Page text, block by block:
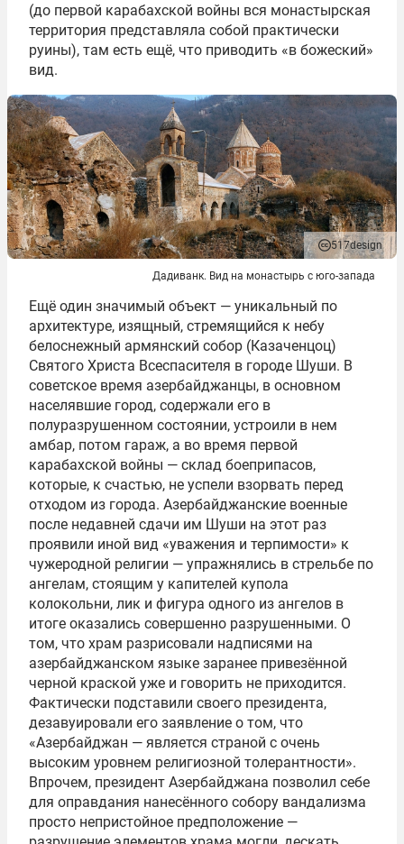
(до первой карабахской войны вся монастырская
территория представляла собой практически
руины), там есть ещё, что приводить «в божеский»
вид.
517design
Дадиванк. Вид на монастырь с юго-запада
Ещё один значимый объект — уникальный по
архитектуре, изящный, стремящийся к небу
белоснежный армянский собор (Казаченцоц)
Святого Христа Всеспасителя в городе Шуши. В
советское время азербайджанцы, в основном
населявшие город, содержали его в
полуразрушенном состоянии, устроили в нем
амбар, потом гараж, а во время первой
карабахской войны — склад боеприпасов,
которые, к счастью, не успели взорвать перед
отходом из города. Азербайджанские военные
после недавней сдачи им Шуши на этот раз
проявили иной вид «уважения и терпимости» к
чужеродной религии — упражнялись в стрельбе по
ангелам, стоящим у капителей купола
колокольни, лик и фигура одного из ангелов в
итоге оказались совершенно разрушенными. О
том, что храм разрисовали надписями на
азербайджанском языке заранее привезённой
черной краской уже и говорить не приходится.
Фактически подставили своего президента,
дезавуировали его заявление о том, что
«Азербайджан — является страной с очень
высоким уровнем религиозной толерантности».
Впрочем, президент Азербайджана позволил себе
для оправдания нанесённого собору вандализма
просто непристойное предположение —